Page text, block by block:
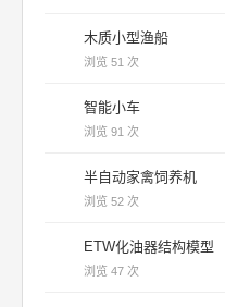
木质小型渔船
浏览 51 次
智能小车
浏览 91 次
半自动家禽饲养机
浏览 52 次
ETW化油器结构模型
浏览 47 次